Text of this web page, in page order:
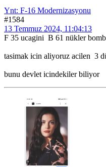
Ynt: F-16 Modernizasyonu
#1584
13 Temmuz 2024, 11:04:13
F 35 ucagini B 61 nükler
tasimak icin aliyoruz acilen 3
bunu devlet icindekiler biliyor